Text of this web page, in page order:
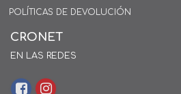
POLÍTICAS DE DEVOLUCIÓN
CRONET
EN LAS REDES